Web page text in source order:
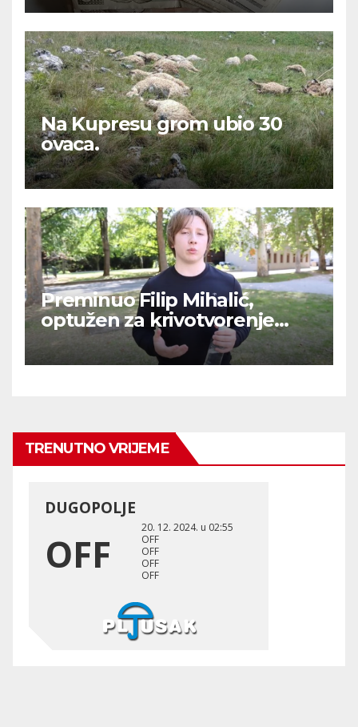
Na Kupresu grom ubio 30
ovaca.
Preminuo Filip Mihalić,
optužen za krivotvorenje
COVID testova
TRENUTNO VRIJEME